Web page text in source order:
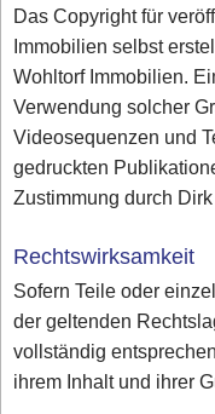
Das Copyright für
Immobilien selbst
Wohltorf Immobilien.
Verwendung solcher
Videosequenzen und
gedruckten
Zustimmung durch
Rechtswirksamkeit
Sofern Teile oder
der geltenden
vollständig
ihrem Inhalt und ihrer